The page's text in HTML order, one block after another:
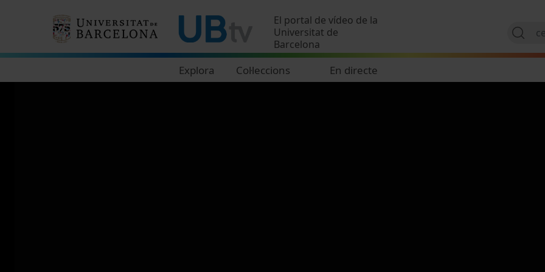
El portal de vídeo de la
Universitat de
Barcelona
Explora Col·leccions En directe